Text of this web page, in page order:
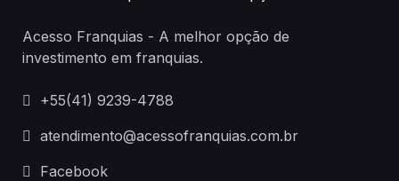
Acesso Franquias - A melhor opção de
investimento em franquias.
+55(41) 9239-4788
atendimento@acessofranquias.com.br
Facebook